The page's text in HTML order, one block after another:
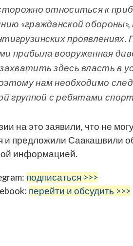
относиться к
«гражданской
проявлениях.
прибыла вооруженная
здесь власть в
нам необходимо
группой с ребятами
на это заявили, что не
и предложили Саакашвили
информацией.
подписаться >>>
перейти и обсудить >>>